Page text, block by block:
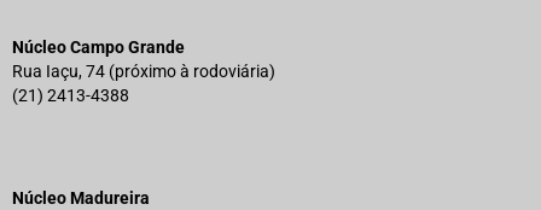
Núcleo Campo Grande
Rua Iaçu, 74 (próximo à rodoviária)
(21) 2413-4388
Núcleo Madureira